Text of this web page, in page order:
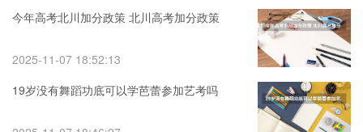
今年高考北川加分政策 北川高考加分政策
2025-11-07 18:52:13
19岁没有舞蹈功底可以学芭蕾参加艺考吗